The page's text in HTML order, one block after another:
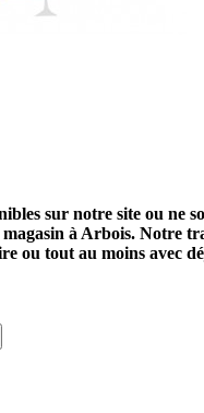
sur notre site ou ne
à Arbois. Notre
ou tout au moins avec